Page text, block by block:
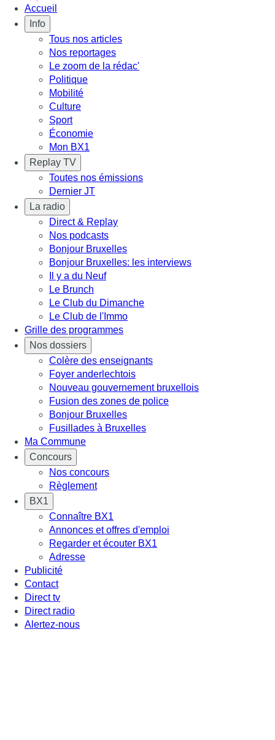
Accueil
Info
Tous nos articles
Nos reportages
Le zoom de la rédac'
Politique
Mobilité
Culture
Sport
Économie
Mon BX1
Replay TV
Toutes nos émissions
Dernier JT
La radio
Direct & Replay
Nos podcasts
Bonjour Bruxelles
Bonjour Bruxelles: les interviews
Il y a du Neuf
Le Brunch
Le Club du Dimanche
Le Club de l'Immo
Grille des programmes
Nos dossiers
Colère des enseignants
Foyer anderlechtois
Nouveau gouvernement bruxellois
Fusion des zones de police
Bonjour Bruxelles
Fusillades à Bruxelles
Ma Commune
Concours
Nos concours
Règlement
BX1
Connaître BX1
Annonces et offres d'emploi
Regarder et écouter BX1
Adresse
Publicité
Contact
Direct tv
Direct radio
Alertez-nous